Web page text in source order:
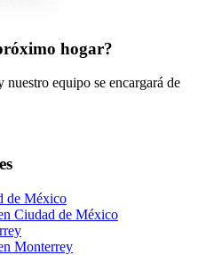
hogar?
nuestro equipo se encargará de
de México
Ciudad de México
Monterrey